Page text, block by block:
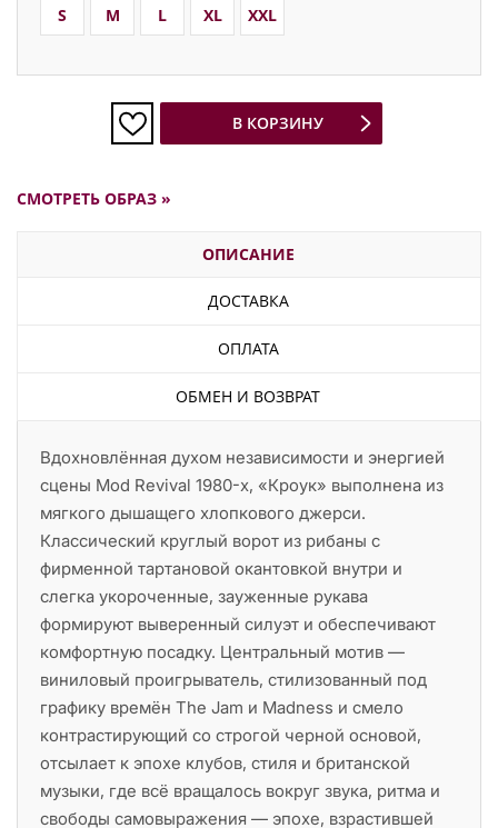
S M L XL XXL
В КОРЗИНУ
СМОТРЕТЬ ОБРАЗ »
ОПИСАНИЕ
ДОСТАВКА
ОПЛАТА
ОБМЕН И ВОЗВРАТ
Вдохновлённая духом независимости и энергией
сцены Mod Revival 1980-х, «Кроук» выполнена из
мягкого дышащего хлопкового джерси.
Классический круглый ворот из рибаны с
фирменной тартановой окантовкой внутри и
слегка укороченные, зауженные рукава
формируют выверенный силуэт и обеспечивают
комфортную посадку. Центральный мотив —
виниловый проигрыватель, стилизованный под
графику времён The Jam и Madness и смело
контрастирующий со строгой черной основой,
отсылает к эпохе клубов, стиля и британской
музыки, где всё вращалось вокруг звука, ритма и
свободы самовыражения — эпохе, взрастившей